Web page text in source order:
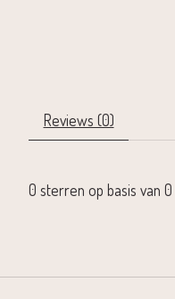
Reviews (0)
0 sterren op basis van 0